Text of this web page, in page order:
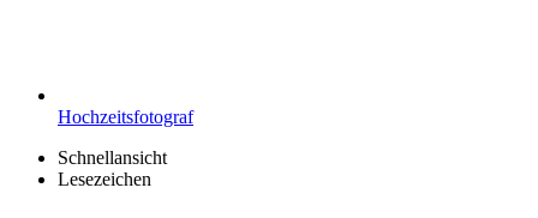
Hochzeitsfotograf
Schnellansicht
Lesezeichen